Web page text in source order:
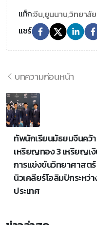
แท็ก:จีน,ยูนนาน,วิทยาลั
แชร์
บทความก่อนหน้า
ทัพนักเรียนมัธยมจีนคว้า
เหรียญทอง 3 เหรียญเ
การแข่งขันวิทยาศาสตร์
นิวเคลียร์โอลิมปิกระหว่า
ประเทศ